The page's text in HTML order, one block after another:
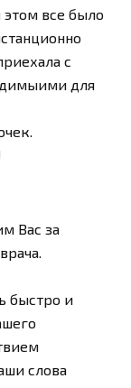
все было
с
для
Вас за
быстро и
слова